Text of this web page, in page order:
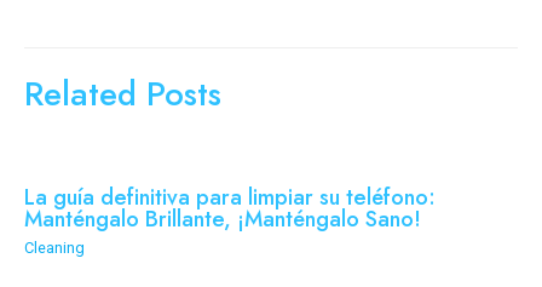
Related Posts
La guía definitiva para limpiar su teléfono:
Manténgalo Brillante, ¡Manténgalo Sano!
Cleaning